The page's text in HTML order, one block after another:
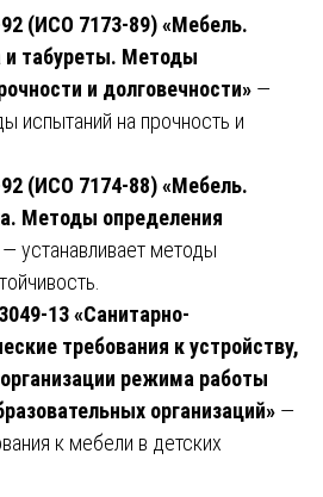
(ИСО 7173-89) «Мебель.
и табуреты. Методы
и долговечности» —
испытаний на прочность и
(ИСО 7174-88) «Мебель.
Методы определения
— устанавливает методы
13 «Санитарно-
требования к устройству,
режима работы
организаций» —
к мебели в детских